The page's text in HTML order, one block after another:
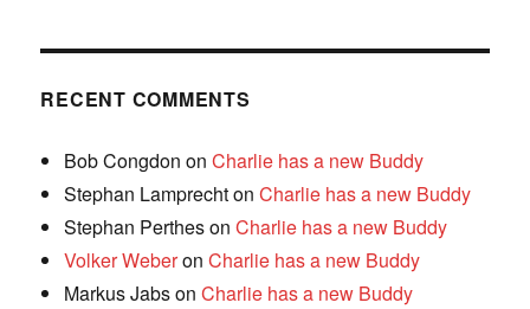
RECENT COMMENTS
Bob Congdon onCharlie has a new Buddy
Stephan LamprechtonCharlie has a new Buddy
Stephan PerthesonCharlie has a new Buddy
Volker WeberonCharlie has a new Buddy
Markus JabsonCharlie has a new Buddy